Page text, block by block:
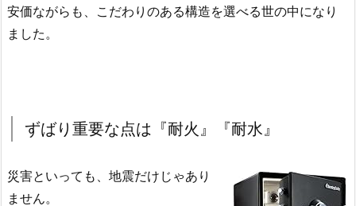
安価ながらも、こだわりのある構造を選べる世の中になり
ました。
ずばり重要な点は『耐火』『耐水』
災害といっても、地震だけじゃあり
ません。